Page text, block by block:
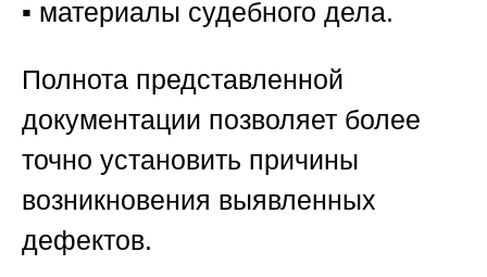
▪️ материалы судебного дела.
Полнота представленной
документации позволяет более
точно установить причины
возникновения выявленных
дефектов.